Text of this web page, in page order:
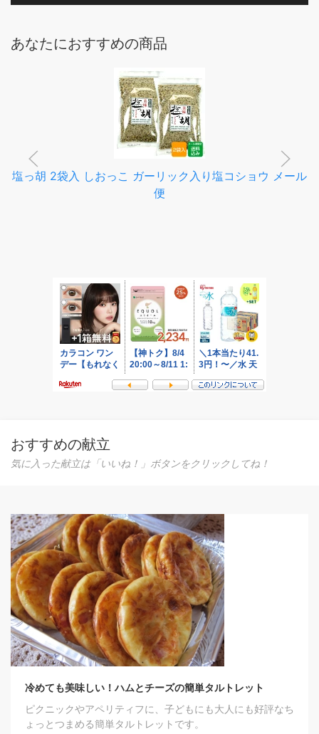
あなたにおすすめの商品
塩っ胡 2袋入 しおっこ ガーリック入り塩コショウ メール
便
おすすめの献立
気に入った献立は「いいね！」ボタンをクリックしてね！
冷めても美味しい！ハムとチーズの簡単タルトレット
ピクニックやアペリティフに、子どもにも大人にも好評なち
ょっとつまめる簡単タルトレットです。